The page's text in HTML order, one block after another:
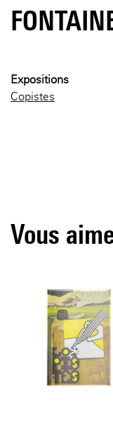
Expositions
Copistes
Vous